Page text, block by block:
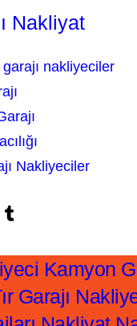
Nakliyat
nakliyeciler
Nakliyeciler
Tumblr
Kamyon
Garajı